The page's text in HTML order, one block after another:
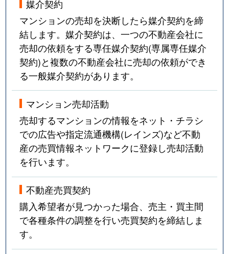
媒介契約
マンションの売却を決断したら媒介契約を締
結します。媒介契約は、一つの不動産会社に
売却の依頼をする専任媒介契約(専属専任媒介
契約)と複数の不動産会社に売却の依頼ができ
る一般媒介契約があります。
マンション売却活動
売却するマンションの情報をネット・チラシ
での広告や指定流通機構(レインズ)など不動
産の売買情報ネットワークに登録し売却活動
を行います。
不動産売買契約
購入希望者が見つかった場合、売主・買主間
で各種条件の調整を行い売買契約を締結しま
す。